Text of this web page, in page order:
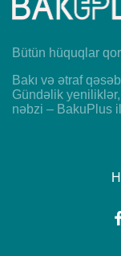
Bütün hüquqlar
Bakı və ətraf
Gündəlik
nəbzi – BakuPlus